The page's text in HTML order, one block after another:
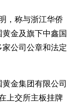
，称与浙江华侨
金及旗下中鑫国
公司公章和法定
金集团有限公司
上交所主板挂牌